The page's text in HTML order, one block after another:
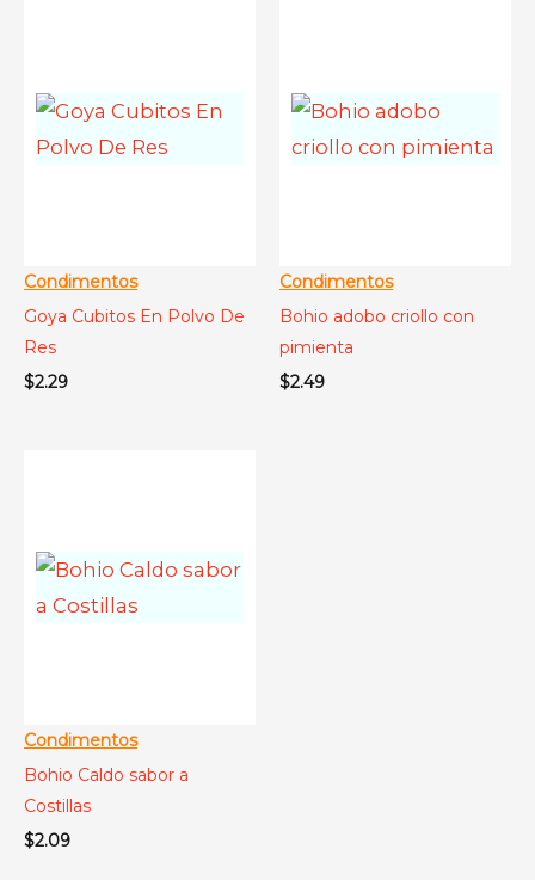
Condimentos
Goya Cubitos En Polvo De
Res
$2.29
Condimentos
Bohio adobo criollo con
pimienta
$2.49
Condimentos
Bohio Caldo sabor a
Costillas
$2.09